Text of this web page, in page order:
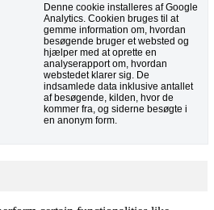
Denne cookie installeres af Google
Analytics. Cookien bruges til at
gemme information om, hvordan
besøgende bruger et websted og
hjælper med at oprette en
analyserapport om, hvordan
webstedet klarer sig. De
indsamlede data inklusive antallet
af besøgende, kilden, hvor de
kommer fra, og siderne besøgte i
en anonym form.